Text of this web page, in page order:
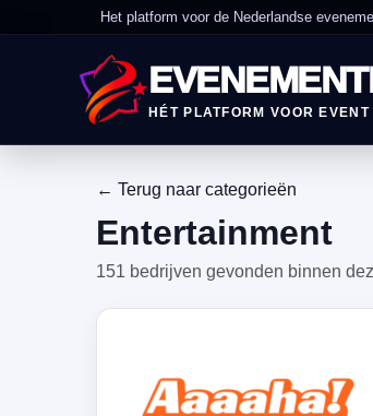
Het platform voor de Nederlandse
HÉT PLATFORM VOOR
← Terug naar categorieën
Entertainment
151 bedrijven gevonden binnen